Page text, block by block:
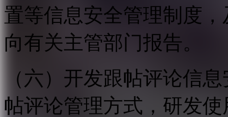
置等信息安全管理制度
向有关主管部门报告。
（六）开发跟帖评论信
帖评论管理方式，研发